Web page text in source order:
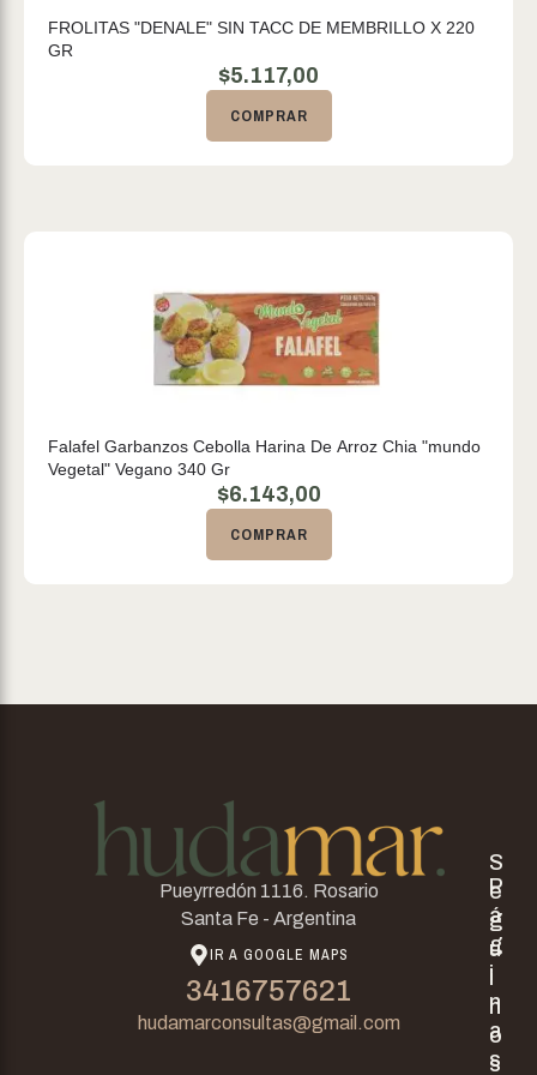
FROLITAS "DENALE" SIN TACC DE MEMBRILLO X 220
GR
$5.117,00
COMPRAR
Falafel Garbanzos Cebolla Harina De Arroz Chia "mundo
Vegetal" Vegano 340 Gr
$6.143,00
COMPRAR
Pueyrredón 1116. Rosario
Santa Fe - Argentina
IR A GOOGLE MAPS
3416757621
hudamarconsultas@gmail.com
P
á
g
i
n
a
s
S
e
g
u
n
o
s